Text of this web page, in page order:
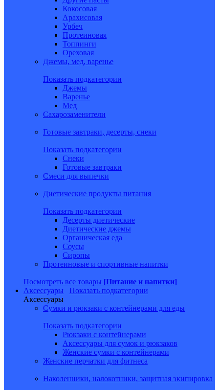
Кокосовая
Арахисовая
Урбеч
Протеиновая
Топпинги
Ореховая
Джемы, мед, варенье
Показать подкатегории
Джемы
Варенье
Мед
Сахарозаменители
Готовые завтраки, десерты, снеки
Показать подкатегории
Снеки
Готовые завтраки
Смеси для выпечки
Диетические продукты питания
Показать подкатегории
Десерты диетические
Диетические джемы
Органическая еда
Соусы
Сиропы
Протеиновые и спортивные напитки
Посмотреть все товары [Питание и напитки]
Аксессуары
Показать подкатегории
Аксессуары
Сумки и рюкзаки с контейнерами для еды
Показать подкатегории
Рюкзаки с контейнерами
Аксессуары для сумок и рюкзаков
Женские сумки с контейнерами
Женские перчатки для фитнеса
Наколенники, налокотники, защитная экипировка